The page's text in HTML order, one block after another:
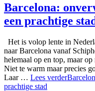
Barcelona:
een prachtige
Het is volop lente in
naar Barcelona vanaf
helemaal op en top, maar
Niet te warm maar precies
Laar … Lees verder
prachtige stad